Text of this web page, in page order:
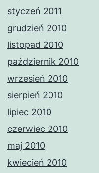
styczeń 2011
grudzień 2010
listopad 2010
październik 2010
wrzesień 2010
sierpień 2010
lipiec 2010
czerwiec 2010
maj 2010
kwiecień 2010